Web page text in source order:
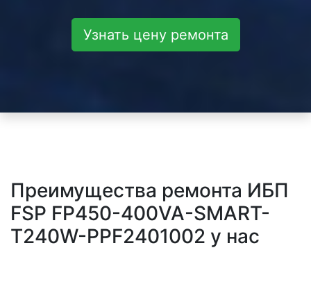
Узнать цену ремонта
Преимущества ремонта ИБП
FSP FP450-400VA-SMART-
T240W-PPF2401002 у нас